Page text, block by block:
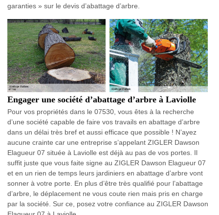
garanties » sur le devis d’abattage d’arbre.
Engager une société d’abattage d’arbre à Laviolle
Pour vos propriétés dans le 07530, vous êtes à la recherche
d’une société capable de faire vos travails en abattage d’arbre
dans un délai très bref et aussi efficace que possible ! N’ayez
aucune crainte car une entreprise s’appelant ZIGLER Dawson
Elagueur 07 située à Laviolle est déjà au pas de vos portes. Il
suffit juste que vous faite signe au ZIGLER Dawson Elagueur 07
et en un rien de temps leurs jardiniers en abattage d’arbre vont
sonner à votre porte. En plus d’être très qualifié pour l’abattage
d’arbre, le déplacement ne vous coute rien mais pris en charge
par la société. Sur ce, posez votre confiance au ZIGLER Dawson